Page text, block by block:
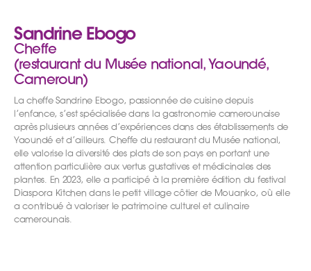
Sandrine Ebogo
Cheffe
(restaurant du Musée national, Yaoundé,
Cameroun)
La cheffe Sandrine Ebogo, passionnée de cuisine depuis
l’enfance, s’est spécialisée dans la gastronomie camerounaise
après plusieurs années d’expériences dans des établissements de
Yaoundé et d’ailleurs. Cheffe du restaurant du Musée national,
elle valorise la diversité des plats de son pays en portant une
attention particulière aux vertus gustatives et médicinales des
plantes. En 2023, elle a participé à la première édition du festival
Diaspora Kitchen dans le petit village côtier de Mouanko, où elle
a contribué à valoriser le patrimoine culturel et culinaire
camerounais.